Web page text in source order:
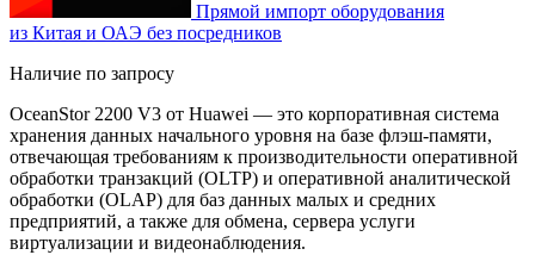
Прямой импорт оборудования
из Китая и ОАЭ без посредников
Наличие по запросу
OceanStor 2200 V3 от Huawei — это корпоративная система
хранения данных начального уровня на базе флэш-памяти,
отвечающая требованиям к производительности оперативной
обработки транзакций (OLTP) и оперативной аналитической
обработки (OLAP) для баз данных малых и средних
предприятий, а также для обмена, сервера услуги
виртуализации и видеонаблюдения.